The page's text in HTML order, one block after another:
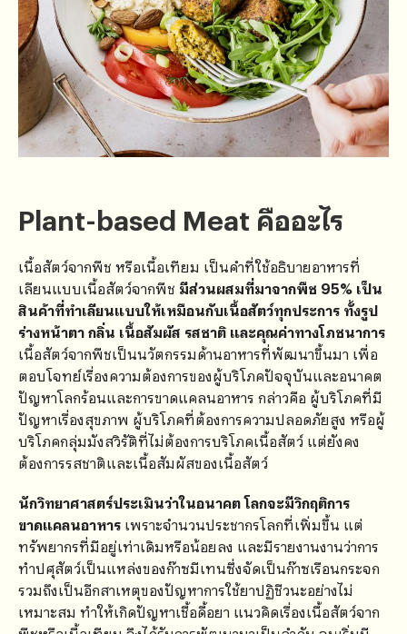
Plant-based Meat คืออะไร
เนื้อสัตว์จากพืช หรือเนื้อเทียม เป็นคำที่ใช้อธิบายอาหารที่
เลียนแบบเนื้อสัตว์จากพืช มีส่วนผสมที่มาจากพืช 95% เป็น
สินค้าที่ทำเลียนแบบให้เหมือนกับเนื้อสัตว์ทุกประการ ทั้งรูป
ร่างหน้าตา กลิ่น เนื้อสัมผัส รสชาติ และคุณค่าทางโภชนาการ
เนื้อสัตว์จากพืชเป็นนวัตกรรมด้านอาหารที่พัฒนาขึ้นมา เพื่อ
ตอบโจทย์เรื่องความต้องการของผู้บริโภคปัจจุบันและอนาคต
ปัญหาโลกร้อนและการขาดแคลนอาหาร กล่าวคือ ผู้บริโภคที่มี
ปัญหาเรื่องสุขภาพ ผู้บริโภคที่ต้องการความปลอดภัยสูง หรือผู้
บริโภคกลุ่มมังสวิรัติที่ไม่ต้องการบริโภคเนื้อสัตว์ แต่ยังคง
ต้องการรสชาติและเนื้อสัมผัสของเนื้อสัตว์
นักวิทยาศาสตร์ประเมินว่าในอนาคต โลกจะมีวิกฤติการ
ขาดแคลนอาหาร เพราะจำนวนประชากรโลกที่เพิ่มขึ้น แต่
ทรัพยากรที่มีอยู่เท่าเดิมหรือน้อยลง และมีรายงานงานว่าการ
ทำปศุสัตว์เป็นแหล่งของก๊าซมีเทนซึ่งจัดเป็นก๊าซเรือนกระจก
รวมถึงเป็นอีกสาเหตุของปัญหาการใช้ยาปฏิชีวนะอย่างไม่
เหมาะสม ทำให้เกิดปัญหาเชื้อดื้อยา แนวคิดเรื่องเนื้อสัตว์จาก